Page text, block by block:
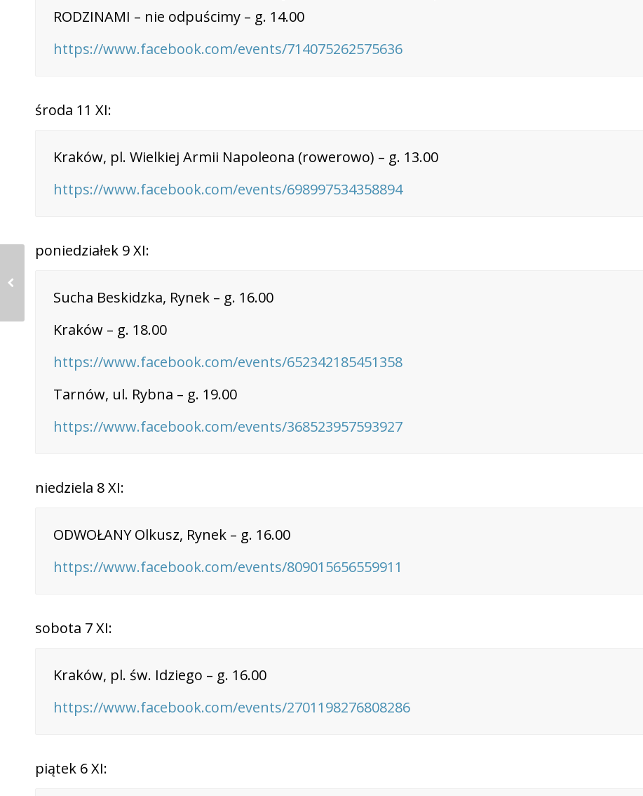
RODZINAMI – nie odpuścimy – g. 14.00
https://www.facebook.com/events/714075262575636
środa 11 XI:
Kraków, pl. Wielkiej Armii Napoleona (rowerowo) – g. 13.00
https://www.facebook.com/events/698997534358894
poniedziałek 9 XI:
Sucha Beskidzka, Rynek – g. 16.00
Kraków – g. 18.00
https://www.facebook.com/events/652342185451358
Tarnów, ul. Rybna – g. 19.00
https://www.facebook.com/events/368523957593927
niedziela 8 XI:
ODWOŁANY Olkusz, Rynek – g. 16.00
https://www.facebook.com/events/809015656559911
sobota 7 XI:
Kraków, pl. św. Idziego – g. 16.00
https://www.facebook.com/events/2701198276808286
piątek 6 XI: